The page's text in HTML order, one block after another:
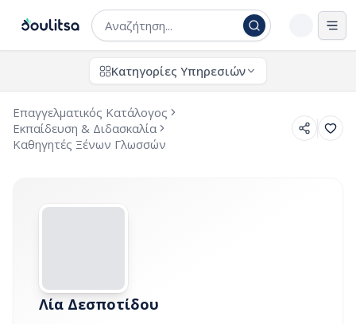
Κατηγορίες Υπηρεσιών
Επαγγελματικός Κατάλογος
Εκπαίδευση & Διδασκαλία
Καθηγητές Ξένων Γλωσσών
Λία Δεσποτίδου